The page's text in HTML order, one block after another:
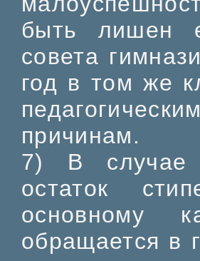
быть лишен
совета
год в том же
причинам.
7) В случае
остаток
основному
обращается в